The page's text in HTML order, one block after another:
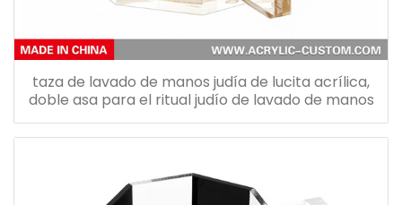
taza de lavado de manos judía de lucita acrílica,
doble asa para el ritual judío de lavado de manos